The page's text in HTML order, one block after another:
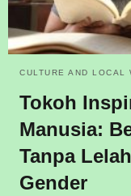
CULTURE AND LOCAL
Tokoh
Manusia:
Tanpa
Gender